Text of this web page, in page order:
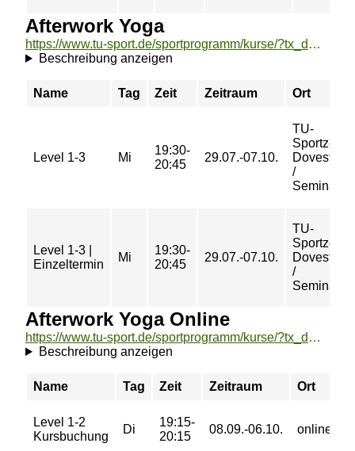
Afterwork Yoga
https://www.tu-sport.de/sportprogramm/kurse/?tx_dwzeh_courses%5Baction%5D=show&tx_dwzeh_courses%5BsportsDescription%5D=1404&cHash=550a4de0aa0dc5cc0bf78a66de416582
Beschreibung anzeigen
Name Tag Zeit Zeitraum Ort
Level 1-3 Mi
19:30-
20:45
29.07.-07.10.
TU-
/
Level 1-3 |
Einzeltermin
Mi
19:30-
20:45
29.07.-07.10.
TU-
/
Afterwork Yoga Online
https://www.tu-sport.de/sportprogramm/kurse/?tx_dwzeh_courses%5Baction%5D=show&tx_dwzeh_courses%5BsportsDescription%5D=1308&cHash=28245aa14f4d53e69ae1b44a4d6b4b52
Beschreibung anzeigen
Name Tag Zeit Zeitraum Ort
Level 1-2
Kursbuchung
Di
19:15-
20:15
08.09.-06.10. online